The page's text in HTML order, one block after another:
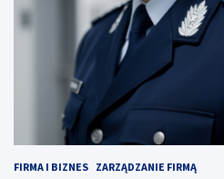
FIRMA I BIZNES ZARZĄDZANIE FIRMĄ